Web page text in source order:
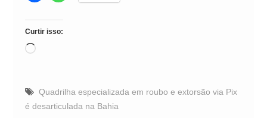
Curtir isso:
Carregando...
Quadrilha especializada em roubo e extorsão via Pix
é desarticulada na Bahia